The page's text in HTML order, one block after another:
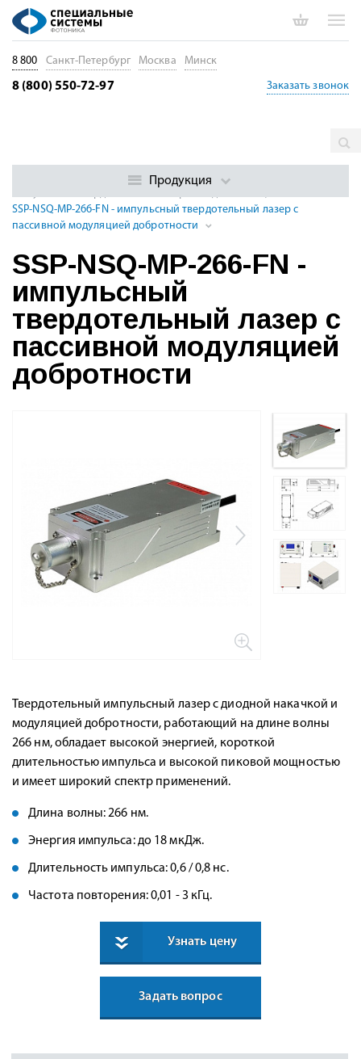
наносекундные импульсные DPSS лазеры с модуляцией
SSP-NSQ-MP-266-FN - импульсный твердотельный лазер с
пассивной модуляцией добротности
SSP-NSQ-MP-266-FN -
импульсный
твердотельный лазер с
пассивной модуляцией
добротности
Твердотельный импульсный лазер с диодной накачкой и
модуляцией добротности, работающий на длине волны
266 нм, обладает высокой энергией, короткой
длительностью импульса и высокой пиковой мощностью
и имеет широкий спектр применений.
Длина волны: 266 нм.
Энергия импульса: до 18 мкДж.
Длительность импульса: 0,6 / 0,8 нс.
Частота повторения: 0,01 - 3 кГц.
Узнать цену
Задать вопрос
8 800 Санкт-Петербург Москва Минск
8 (800) 550-72-97 Заказать звонок
Продукция